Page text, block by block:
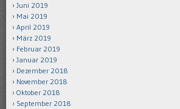
Juni 2019
Mai 2019
April 2019
März 2019
Februar 2019
Januar 2019
Dezember 2018
November 2018
Oktober 2018
September 2018